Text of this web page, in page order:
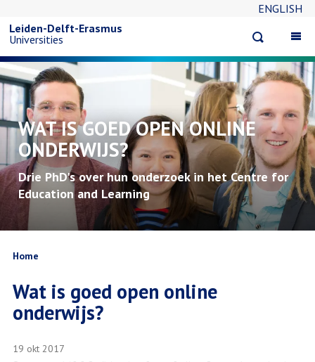
naar
de
inhoud
gaan
ENGLISH
search
Leiden-Delft-Erasmus
Universities
WAT IS GOED OPEN ONLINE
ONDERWIJS?
Drie PhD's over hun onderzoek in het Centre for
Education and Learning
Kruimelpad
Home
Wat is goed open online
onderwijs?
19 okt 2017